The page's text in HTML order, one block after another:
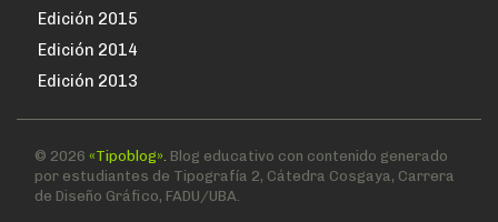
Edición 2015
Edición 2014
Edición 2013
© 2026 «Tipoblog». Blog educativo con contenido generado
por estudiantes de Tipografía 2, Cátedra Cosgaya, Carrera
de Diseño Gráfico, FADU/UBA.